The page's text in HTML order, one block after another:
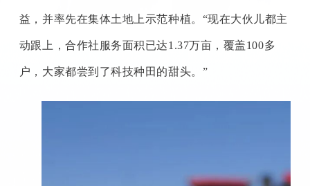
益，并率先在集体土地上示范种植。“现在大伙儿都主
动跟上，合作社服务面积已达1.37万亩，覆盖100多
户，大家都尝到了科技种田的甜头。”